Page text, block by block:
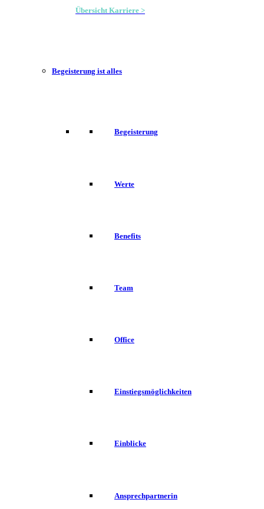
Übersicht Karriere >
Begeisterung ist alles
Begeisterung
Werte
Benefits
Team
Office
Einstiegsmöglichkeiten
Einblicke
Ansprechpartnerin